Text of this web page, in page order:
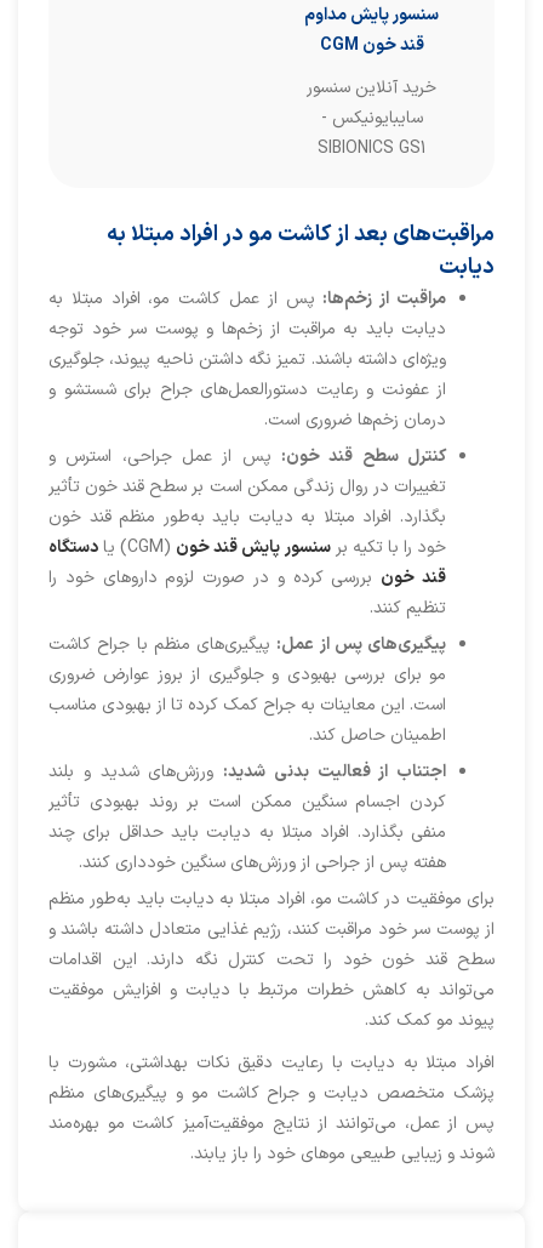
سنسور پایش مداوم
قند خون CGM
خرید آنلاین سنسور
سایبایونیکس -
SIBIONICS GS1
مراقبت‌های بعد از کاشت مو در افراد مبتلا به
دیابت
مراقبت از زخم‌ها: پس از عمل کاشت مو، افراد مبتلا به
دیابت باید به مراقبت از زخم‌ها و پوست سر خود توجه
ویژه‌ای داشته باشند. تمیز نگه داشتن ناحیه پیوند، جلوگیری
از عفونت و رعایت دستورالعمل‌های جراح برای شستشو و
درمان زخم‌ها ضروری است.
کنترل سطح قند خون: پس از عمل جراحی، استرس و
تغییرات در روال زندگی ممکن است بر سطح قند خون تأثیر
بگذارد. افراد مبتلا به دیابت باید به‌طور منظم قند خون
خود را با تکیه برسنسور پایش قند خون (CGM) یا
دستگاه
قند خون بررسی کرده و در صورت لزوم داروهای خود را
تنظیم کنند.
پیگیری‌های پس از عمل: پیگیری‌های منظم با جراح کاشت
مو برای بررسی بهبودی و جلوگیری از بروز عوارض ضروری
است. این معاینات به جراح کمک کرده تا از بهبودی مناسب
اطمینان حاصل کند.
اجتناب از فعالیت بدنی شدید: ورزش‌های شدید و بلند
کردن اجسام سنگین ممکن است بر روند بهبودی تأثیر
منفی بگذارد. افراد مبتلا به دیابت باید حداقل برای چند
هفته پس از جراحی از ورزش‌های سنگین خودداری کنند.
برای موفقیت در کاشت مو، افراد مبتلا به دیابت باید به‌طور منظم
از پوست سر خود مراقبت کنند، رژیم غذایی متعادل داشته باشند و
سطح قند خون خود را تحت کنترل نگه دارند. این اقدامات
می‌تواند به کاهش خطرات مرتبط با دیابت و افزایش موفقیت
پیوند مو کمک کند.
افراد مبتلا به دیابت با رعایت دقیق نکات بهداشتی، مشورت با
پزشک متخصص دیابت و جراح کاشت مو و پیگیری‌های منظم
پس از عمل، می‌توانند از نتایج موفقیت‌آمیز کاشت مو بهره‌مند
شوند و زیبایی طبیعی موهای خود را باز یابند.